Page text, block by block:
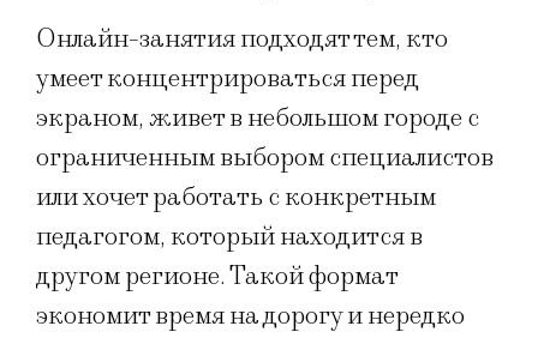
Онлайн-занятия подходят тем, кто
умеет концентрироваться перед
экраном, живет в небольшом городе с
ограниченным выбором специалистов
или хочет работать с конкретным
педагогом, который находится в
другом регионе. Такой формат
экономит время на дорогу и нередко